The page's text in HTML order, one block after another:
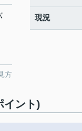
方
現況
イント)